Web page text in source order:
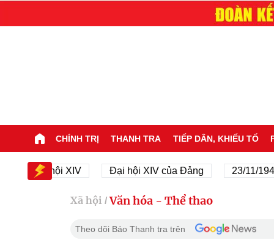
CHÍNH TRỊ THANH TRA TIẾP DÂN, KHIẾU TỐ
Đại hội XIV Đại hội XIV của Đảng 23/11/1945 -
Xã hội / Văn hóa - Thể thao
Theo dõi Báo Thanh tra trên